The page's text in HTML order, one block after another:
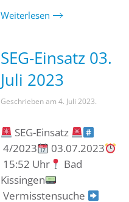
Weiterlesen
SEG-Einsatz 03.
Juli 2023
Geschrieben am 4. Juli 2023.
SEG-Einsatz
4/2023
03.07.2023
15:52 Uhr
Bad
Kissingen
Vermisstensuche